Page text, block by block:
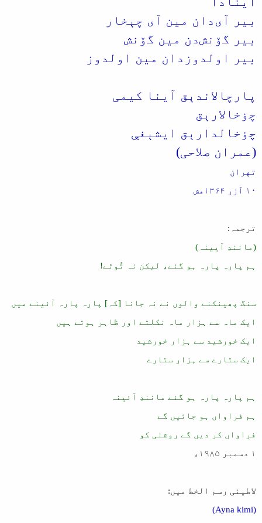
بیر آی‌دان مین آی چېخار
بیر گۆنش‌دن مین گۆنش
بیر اولدوزدان مین اولدوز
پارچالاندېق آینا کیمی
چۏخالارېق
چۏخالدارېق ایشېغې
(عمران صلاحی)
تهران
۱۰ آزر ۱۳۶۴هش
ترجمہ:
(مانندِ آیینہ)
ہم پارہ پارہ ہو گئے، لیکن نہ ٹُوٹے!
سنگ پھینکنے والوں نے نہ جانا [کہ] پارہ پارہ آئینے میں
ایک ماہ سے ہزار ماہ نکلتے اور ظاہر ہوتے ہیں
ایک خورشید سے ہزار خورشید
ایک ستارے سے ہزار ستارے
ہم پارہ پارہ ہو گئے مانندِ آئینہ
ہم فراواں ہو جائیں گے
فراواں کر دیں گے روشنی کو
۱ دسمبر ۱۹۸۵ء
لاطینی رسم الخط میں:
(Ayna kimi)